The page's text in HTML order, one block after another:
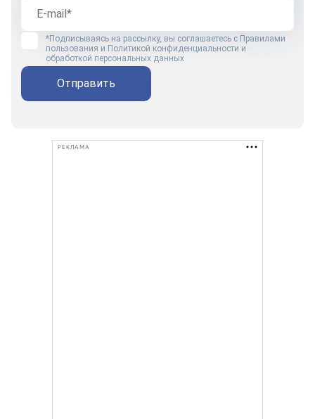
*Подписываясь на рассылку, вы соглашаетесь с Правилами
пользования и Политикой конфиденциальности и
обработкой персональных данных
Отправить
РЕКЛАМА